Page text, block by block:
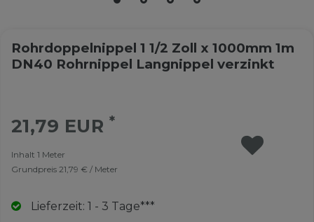
Rohrdoppelnippel 1 1/2 Zoll x 1000mm 1m
DN40 Rohrnippel Langnippel verzinkt
21,79 EUR *
Inhalt 1 Meter
Grundpreis 21,79 € / Meter
Lieferzeit: 1 - 3 Tage***